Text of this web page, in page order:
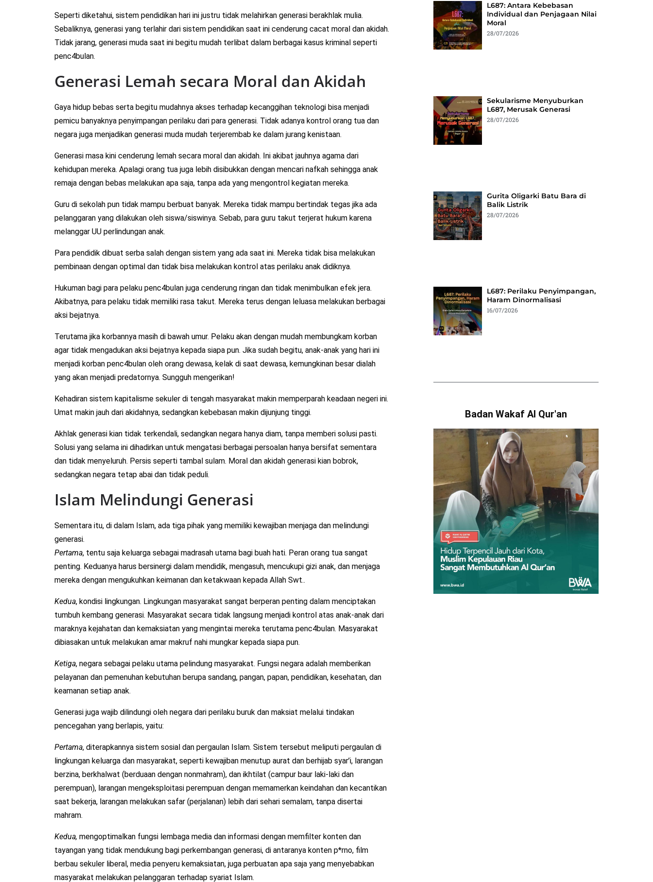
Seperti diketahui, sistem pendidikan hari ini justru tidak melahirkan generasi berakhlak mulia.
Sebaliknya, generasi yang terlahir dari sistem pendidikan saat ini cenderung cacat moral dan akidah.
Tidak jarang, generasi muda saat ini begitu mudah terlibat dalam berbagai kasus kriminal seperti
penc4bulan.
Generasi Lemah secara Moral dan Akidah
Gaya hidup bebas serta begitu mudahnya akses terhadap kecanggihan teknologi bisa menjadi
pemicu banyaknya penyimpangan perilaku dari para generasi. Tidak adanya kontrol orang tua dan
negara juga menjadikan generasi muda mudah terjerembab ke dalam jurang kenistaan.
Generasi masa kini cenderung lemah secara moral dan akidah. Ini akibat jauhnya agama dari
kehidupan mereka. Apalagi orang tua juga lebih disibukkan dengan mencari nafkah sehingga anak
remaja dengan bebas melakukan apa saja, tanpa ada yang mengontrol kegiatan mereka.
Guru di sekolah pun tidak mampu berbuat banyak. Mereka tidak mampu bertindak tegas jika ada
pelanggaran yang dilakukan oleh siswa/siswinya. Sebab, para guru takut terjerat hukum karena
melanggar UU perlindungan anak.
Para pendidik dibuat serba salah dengan sistem yang ada saat ini. Mereka tidak bisa melakukan
pembinaan dengan optimal dan tidak bisa melakukan kontrol atas perilaku anak didiknya.
Hukuman bagi para pelaku penc4bulan juga cenderung ringan dan tidak menimbulkan efek jera.
Akibatnya, para pelaku tidak memiliki rasa takut. Mereka terus dengan leluasa melakukan berbagai
aksi bejatnya.
Terutama jika korbannya masih di bawah umur. Pelaku akan dengan mudah membungkam korban
agar tidak mengadukan aksi bejatnya kepada siapa pun. Jika sudah begitu, anak-anak yang hari ini
menjadi korban penc4bulan oleh orang dewasa, kelak di saat dewasa, kemungkinan besar dialah
yang akan menjadi predatornya. Sungguh mengerikan!
Kehadiran sistem kapitalisme sekuler di tengah masyarakat makin memperparah keadaan negeri ini.
Umat makin jauh dari akidahnya, sedangkan kebebasan makin dijunjung tinggi.
Akhlak generasi kian tidak terkendali, sedangkan negara hanya diam, tanpa memberi solusi pasti.
Solusi yang selama ini dihadirkan untuk mengatasi berbagai persoalan hanya bersifat sementara
dan tidak menyeluruh. Persis seperti tambal sulam. Moral dan akidah generasi kian bobrok,
sedangkan negara tetap abai dan tidak peduli.
Islam Melindungi Generasi
Sementara itu, di dalam Islam, ada tiga pihak yang memiliki kewajiban menjaga dan melindungi
generasi.
Pertama, tentu saja keluarga sebagai madrasah utama bagi buah hati. Peran orang tua sangat
penting. Keduanya harus bersinergi dalam mendidik, mengasuh, mencukupi gizi anak, dan menjaga
mereka dengan mengukuhkan keimanan dan ketakwaan kepada Allah Swt..
Kedua, kondisi lingkungan. Lingkungan masyarakat sangat berperan penting dalam menciptakan
tumbuh kembang generasi. Masyarakat secara tidak langsung menjadi kontrol atas anak-anak dari
maraknya kejahatan dan kemaksiatan yang mengintai mereka terutama penc4bulan. Masyarakat
dibiasakan untuk melakukan amar makruf nahi mungkar kepada siapa pun.
Ketiga, negara sebagai pelaku utama pelindung masyarakat. Fungsi negara adalah memberikan
pelayanan dan pemenuhan kebutuhan berupa sandang, pangan, papan, pendidikan, kesehatan, dan
keamanan setiap anak.
Generasi juga wajib dilindungi oleh negara dari perilaku buruk dan maksiat melalui tindakan
pencegahan yang berlapis, yaitu:
Pertama, diterapkannya sistem sosial dan pergaulan Islam. Sistem tersebut meliputi pergaulan di
lingkungan keluarga dan masyarakat, seperti kewajiban menutup aurat dan berhijab syar’i, larangan
berzina, berkhalwat (berduaan dengan nonmahram), dan ikhtilat (campur baur laki-laki dan
perempuan), larangan mengeksploitasi perempuan dengan memamerkan keindahan dan kecantikan
saat bekerja, larangan melakukan safar (perjalanan) lebih dari sehari semalam, tanpa disertai
mahram.
Kedua, mengoptimalkan fungsi lembaga media dan informasi dengan memfilter konten dan
tayangan yang tidak mendukung bagi perkembangan generasi, di antaranya konten p*rno, film
berbau sekuler liberal, media penyeru kemaksiatan, juga perbuatan apa saja yang menyebabkan
masyarakat melakukan pelanggaran terhadap syariat Islam.
L687: Antara Kebebasan
Individual dan Penjagaan Nilai
Moral
28/07/2026
Sekularisme Menyuburkan
L687, Merusak Generasi
28/07/2026
Gurita Oligarki Batu Bara di
Balik Listrik
28/07/2026
L687: Perilaku Penyimpangan,
Haram Dinormalisasi
16/07/2026
Badan Wakaf Al Qur'an